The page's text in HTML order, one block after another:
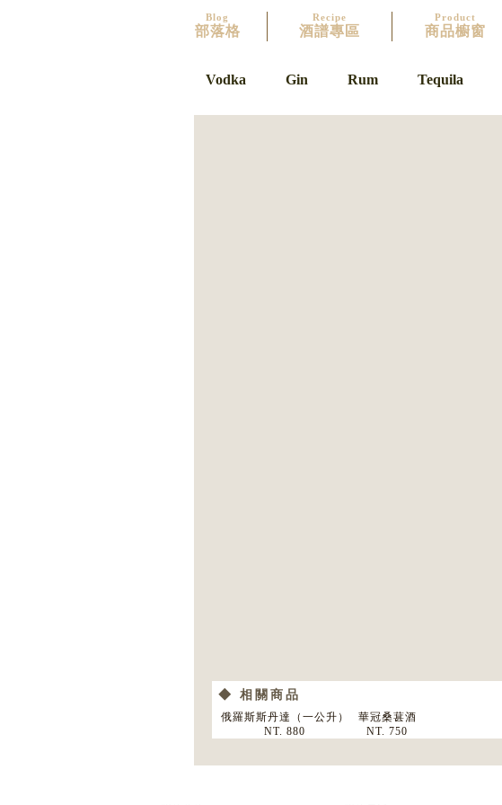
Blog
部落格
Recipe
酒譜專區
Product
商品櫥窗
Vodka Gin Rum Tequila
◆ 相關商品
俄羅斯斯丹達（一公升）
NT. 880
華冠桑葚酒
NT. 750